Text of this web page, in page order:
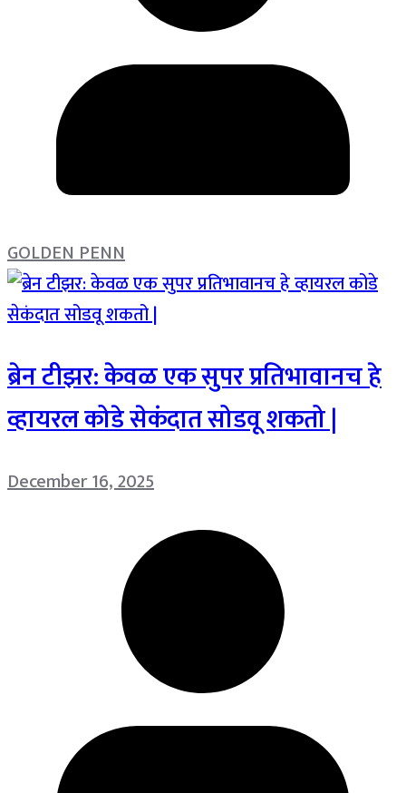
GOLDEN PENN
ब्रेन टीझर: केवळ एक सुपर प्रतिभावानच हे
व्हायरल कोडे सेकंदात सोडवू शकतो |
December 16, 2025